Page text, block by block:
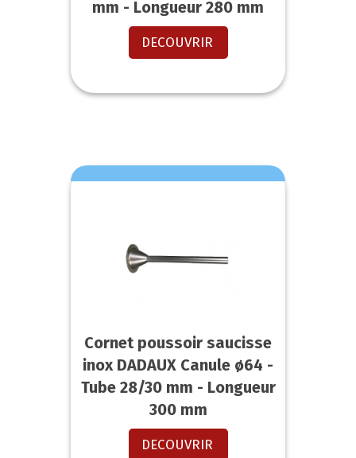
mm - Longueur 280 mm
DECOUVRIR
Cornet poussoir saucisse
inox DADAUX Canule ø64 -
Tube 28/30 mm - Longueur
300 mm
DECOUVRIR